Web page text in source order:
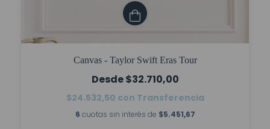
Canvas - Taylor Swift Eras Tour
$32.710,00
$24.532,50 con Transferencia
6 cuotas sin interés de $5.451,67